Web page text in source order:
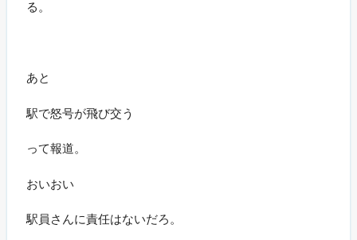
る。
あと
駅で怒号が飛び交う
って報道。
おいおい
駅員さんに責任はないだろ。